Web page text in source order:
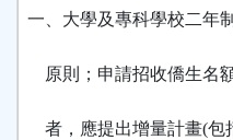
一、大學及專科學校二年
原則；申請招收僑生名
者，應提出增量計畫(包